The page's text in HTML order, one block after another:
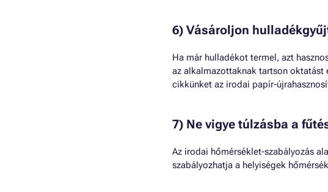
6) Vásároljon
Ha már hulladékot termel, azt
az alkalmazottaknak tartson oktatást
cikkünket az irodai papír-
7) Ne vigye túlzásba a
Az irodai hőmérséklet-szabályozás
szabályozhatja a helyiségek